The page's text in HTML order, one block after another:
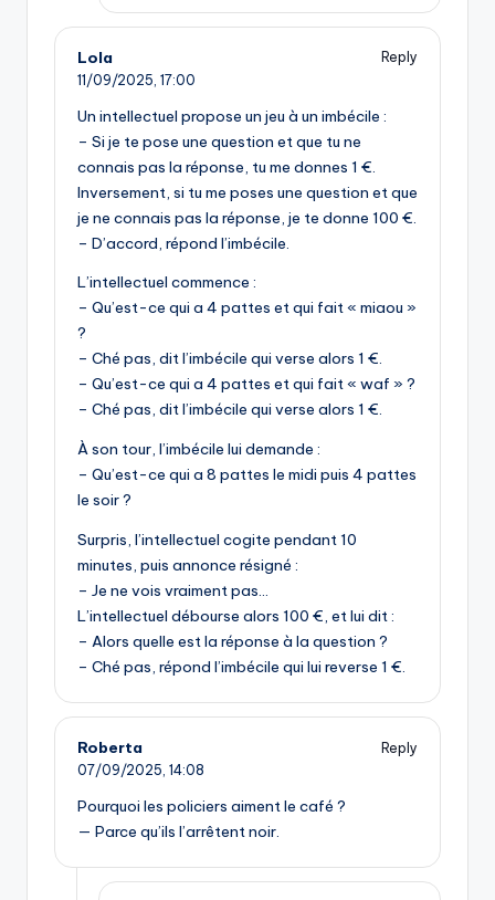
Lola
Reply
11/09/2025, 17:00
Un intellectuel propose un jeu à un imbécile :
– Si je te pose une question et que tu ne
connais pas la réponse, tu me donnes 1 €.
Inversement, si tu me poses une question et que
je ne connais pas la réponse, je te donne 100 €.
– D’accord, répond l’imbécile.
L’intellectuel commence :
– Qu’est-ce qui a 4 pattes et qui fait « miaou »
?
– Ché pas, dit l’imbécile qui verse alors 1 €.
– Qu’est-ce qui a 4 pattes et qui fait « waf » ?
– Ché pas, dit l’imbécile qui verse alors 1 €.
À son tour, l’imbécile lui demande :
– Qu’est-ce qui a 8 pattes le midi puis 4 pattes
le soir ?
Surpris, l’intellectuel cogite pendant 10
minutes, puis annonce résigné :
– Je ne vois vraiment pas…
L’intellectuel débourse alors 100 €, et lui dit :
– Alors quelle est la réponse à la question ?
– Ché pas, répond l’imbécile qui lui reverse 1 €.
Roberta
Reply
07/09/2025, 14:08
Pourquoi les policiers aiment le café ?
— Parce qu’ils l’arrêtent noir.